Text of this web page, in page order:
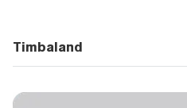
Timbaland